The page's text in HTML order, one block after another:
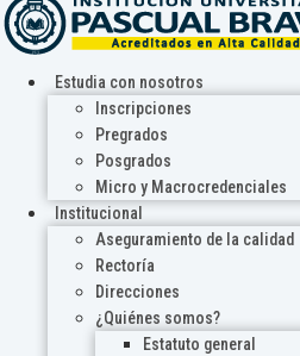
Estudia con nosotros
Inscripciones
Pregrados
Posgrados
Micro y Macrocredenciales
Institucional
Aseguramiento de la calidad
Rectoría
Direcciones
¿Quiénes somos?
Estatuto general